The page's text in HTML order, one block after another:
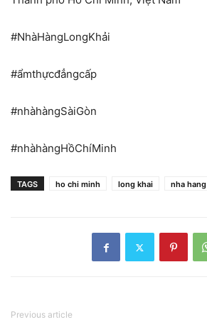
#NhàHàngLongKhải
#ẩmthựcđẳngcấp
#nhàhàngSàiGòn
#nhàhàngHồChíMinh
TAGS ho chi minh long khai nha hang
Previous article